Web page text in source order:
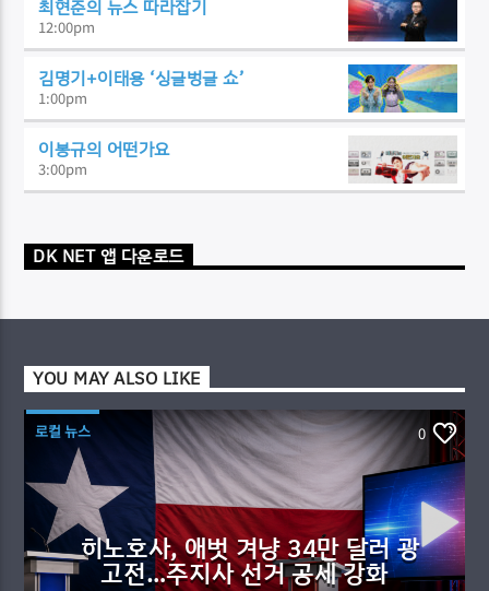
최현준의 뉴스 따라잡기
12:00pm
김명기+이태용 ‘싱글벙글 쇼’
1:00pm
이봉규의 어떤가요
3:00pm
DK NET 앱 다운로드
YOU MAY ALSO LIKE
로컬 뉴스 0
히노호사, 애벗 겨냥 34만 달러 광
고전…주지사 선거 공세 강화